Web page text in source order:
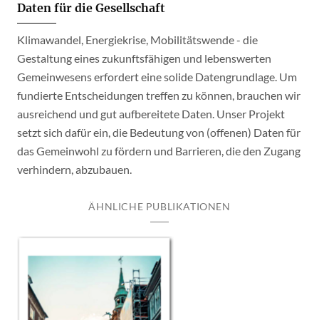
Daten für die Gesellschaft
Klimawandel, Energiekrise, Mobilitätswende - die
Gestaltung eines zukunftsfähigen und lebenswerten
Gemeinwesens erfordert eine solide Datengrundlage. Um
fundierte Entscheidungen treffen zu können, brauchen wir
ausreichend und gut aufbereitete Daten. Unser Projekt
setzt sich dafür ein, die Bedeutung von (offenen) Daten für
das Gemeinwohl zu fördern und Barrieren, die den Zugang
verhindern, abzubauen.
ÄHNLICHE PUBLIKATIONEN